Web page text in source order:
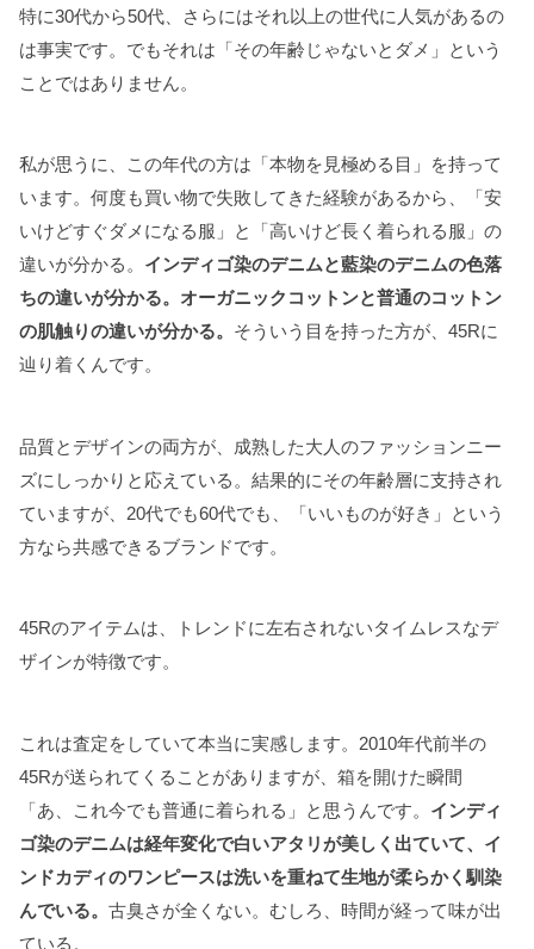
特に30代から50代、さらにはそれ以上の世代に人気があるの
は事実です。でもそれは「その年齢じゃないとダメ」という
ことではありません。
私が思うに、この年代の方は「本物を見極める目」を持って
います。何度も買い物で失敗してきた経験があるから、「安
いけどすぐダメになる服」と「高いけど長く着られる服」の
違いが分かる。 インディゴ染のデニムと藍染のデニムの色落
ちの違いが分かる。オーガニックコットンと普通のコットン
の肌触りの違いが分かる。 そういう目を持った方が、45Rに
辿り着くんです。
品質とデザインの両方が、成熟した大人のファッションニー
ズにしっかりと応えている。結果的にその年齢層に支持され
ていますが、20代でも60代でも、「いいものが好き」という
方なら共感できるブランドです。
45Rのアイテムは、トレンドに左右されないタイムレスなデ
ザインが特徴です。
これは査定をしていて本当に実感します。2010年代前半の
45Rが送られてくることがありますが、箱を開けた瞬間
「あ、これ今でも普通に着られる」と思うんです。 インディ
ゴ染のデニムは経年変化で白いアタリが美しく出ていて、イ
ンドカディのワンピースは洗いを重ねて生地が柔らかく馴染
んでいる。 古臭さが全くない。むしろ、時間が経って味が出
ている。